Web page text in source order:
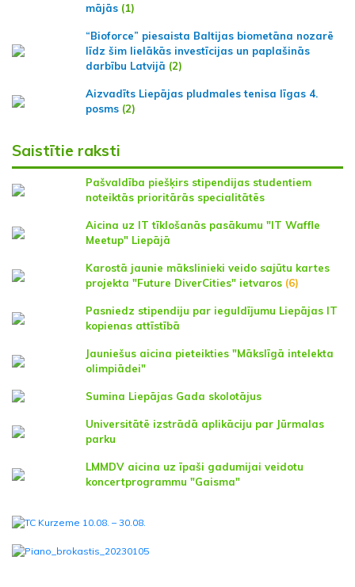
mājās (1)
“Bioforce” piesaista Baltijas biometāna nozarē
līdz šim lielākās investīcijas un paplašinās
darbību Latvijā (2)
Aizvadīts Liepājas pludmales tenisa līgas 4.
posms (2)
Saistītie raksti
Pašvaldība piešķirs stipendijas studentiem
noteiktās prioritārās specialitātēs
Aicina uz IT tīklošanās pasākumu "IT Waffle
Meetup" Liepājā
Karostā jaunie mākslinieki veido sajūtu kartes
projekta "Future DiverCities" ietvaros (6)
Pasniedz stipendiju par ieguldījumu Liepājas IT
kopienas attīstībā
Jauniešus aicina pieteikties "Mākslīgā intelekta
olimpiādei"
Sumina Liepājas Gada skolotājus
Universitātē izstrādā aplikāciju par Jūrmalas
parku
LMMDV aicina uz īpaši gadumijai veidotu
koncertprogrammu "Gaisma"